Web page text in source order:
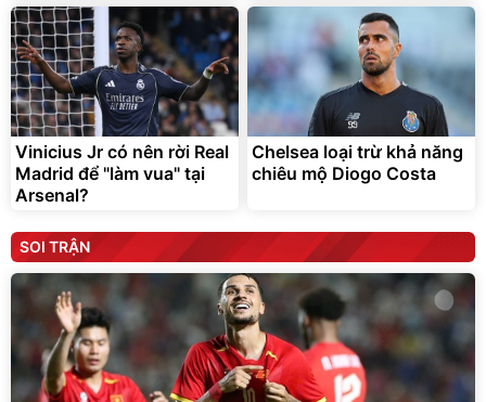
Vinicius Jr có nên rời Real
Madrid để "làm vua" tại
Arsenal?
Chelsea loại trừ khả năng
chiêu mộ Diogo Costa
SOI TRẬN